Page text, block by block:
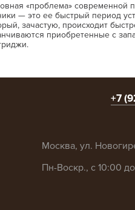
«проблема» современной
— это ее быстрый период
зачастую, происходит
приобретенные с
+7
Москва, ул.
Пн-Воскр., с 10:00